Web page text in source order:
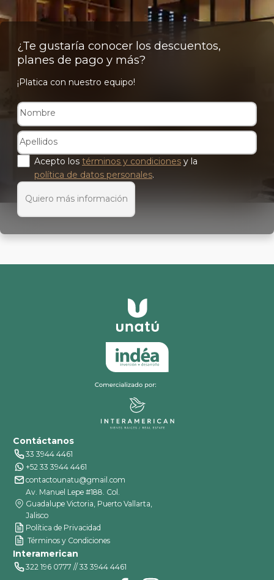
¿Te gustaría conocer los descuentos,
planes de pago y más?
¡Platica con nuestro equipo!
Acepto los términos y condiciones y la
política de datos personales.
Quiero más información
Contáctanos
33 3944 4461
+52 33 3944 4461
contactounatu@gmail.com
Av. Manuel Lepe #188. Col.
Guadalupe Victoria, Puerto Vallarta,
Jalisco
Política de Privacidad
Términos y Condiciones
Interamerican
322 196 0777 // 33 3944 4461